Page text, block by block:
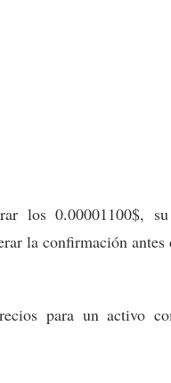
los 0.00001100$,
la confirmación
para un activo